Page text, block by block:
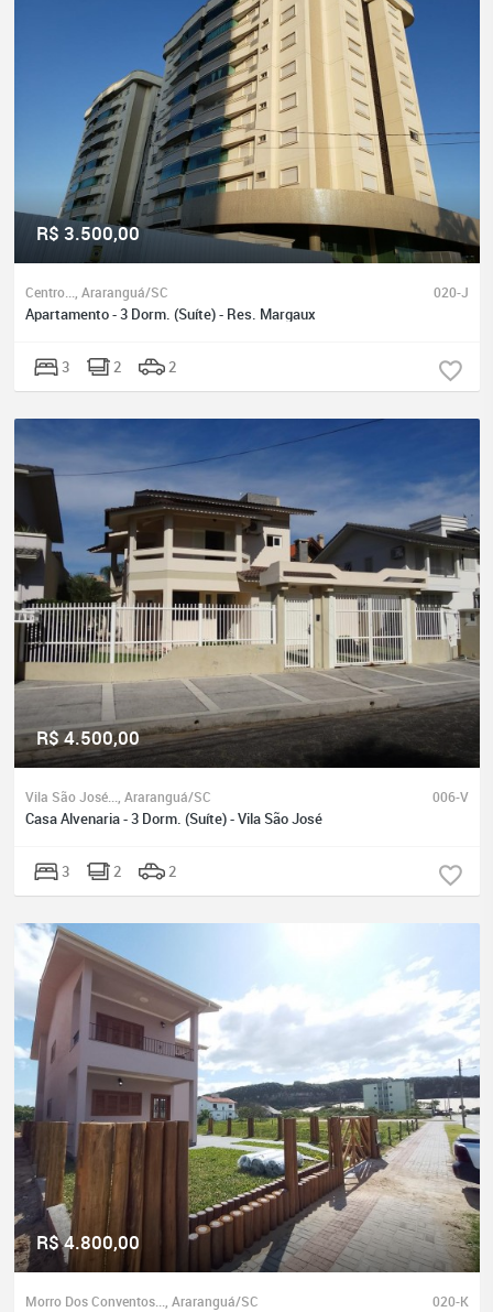
R$ 3.500,00
Centro..., Araranguá/SC 020-J
Apartamento - 3 Dorm. (Suíte) - Res. Margaux
3 2 2
R$ 4.500,00
Vila São José..., Araranguá/SC 006-V
Casa Alvenaria - 3 Dorm. (Suíte) - Vila São José
3 2 2
R$ 4.800,00
Morro Dos Conventos..., Araranguá/SC 020-K